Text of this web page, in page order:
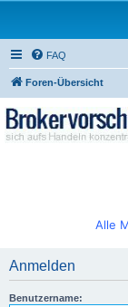
FAQ
Foren-Übersicht
Alle
Anmelden
Benutzername: